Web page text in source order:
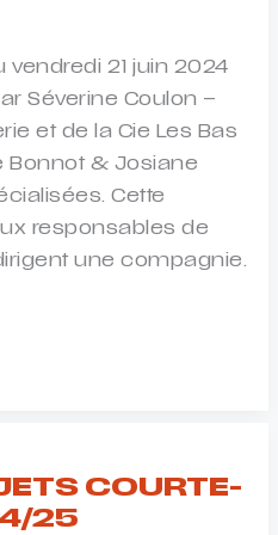
vendredi 21 juin 2024
Séverine Coulon –
et de la Cie Les Bas
Bonnot & Josiane
Cette
responsables de
une compagnie.
COURTE-
25